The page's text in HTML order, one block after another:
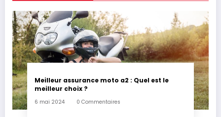
Meilleur assurance moto a2 : Quel est le
meilleur choix ?
6 mai 2024 0 Commentaires